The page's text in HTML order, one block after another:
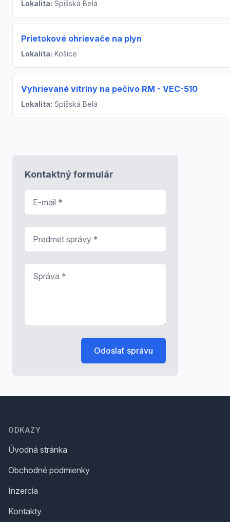
Lokalita: Spišská Belá
Prietokové ohrievače na plyn
Lokalita: Košice
Vyhrievané vitríny na pečivo RM - VEC-510
Lokalita: Spišská Belá
Kontaktný formulár
Odoslať správu
ODKAZY
Úvodná stránka
Obchodné podmienky
Inzercia
Kontakty